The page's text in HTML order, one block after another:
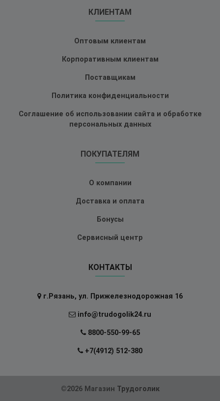
КЛИЕНТАМ
Оптовым клиентам
Корпоративным клиентам
Поставщикам
Политика конфиденциальности
Соглашение об использовании сайта и обработке
персональных данных
ПОКУПАТЕЛЯМ
О компании
Доставка и оплата
Бонусы
Сервисный центр
КОНТАКТЫ
г.Рязань, ул. Прижелезнодорожная 16
info@trudogolik24.ru
8800-550-99-65
+7(4912) 512-380
©2026 Магазин Трудоголик